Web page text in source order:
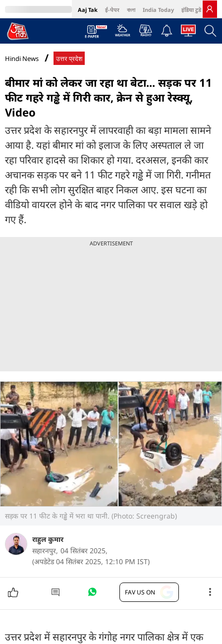
Aaj Tak ई-पेपर বাংলা India Today इंडिया टुडे हिंदी
MumbaiTak Cosmopolitan Harper's Bazaar Northeast
Hindi News उत्तर प्रदेश
बीमार मां को लेकर जा रहा था बेटा... सड़क पर 11
फीट गहरे गड्ढे में गिरी कार, क्रेन से हुआ रेस्क्यू,
Video
उत्तर प्रदेश के सहारनपुर में लापरवाही का बड़ा मामला सामने
आया है. यहां बीमार मां को इलाज के लिए अस्पताल ले जा
रहा परिवार हादसे का शिकार हो गया. दरअसल, इनकी कार
अचानक सड़क पर बने 11 फीट गहरे गड्ढे में जा गिरी. गनीमत
रही कि सभी लोग सुरक्षित बाहर निकल आए. इस घटना का
वीडियो वायरल होने के बाद नगर पालिका पर सवाल खड़े हो
गए हैं.
ADVERTISEMENT
सड़क पर 11 फीट के गड्ढे में भरा था पानी. (Photo: Screengrab)
राहुल कुमार
सहारनपुर, 04 सितंबर 2025,
(अपडेटेड 04 सितंबर 2025, 12:10 PM IST)
FAV US ON
उत्तर प्रदेश में सहारनपुर के गंगोह नगर पालिका क्षेत्र में एक